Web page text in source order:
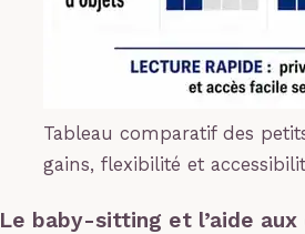
Tableau comparatif des
gains, flexibilité et
Le baby-sitting et l’aide aux